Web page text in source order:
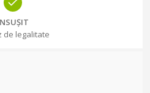
de legalitate